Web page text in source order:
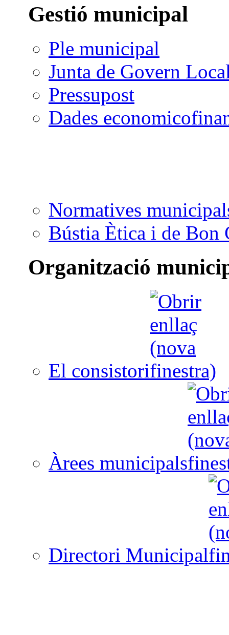
Gestió municipal
Ple municipal
Junta de Govern
Pressupost
Dades
Normatives
Bústia Ètica i de Bon
Organització
El consistori
Àrees municipals
Directori Municipal